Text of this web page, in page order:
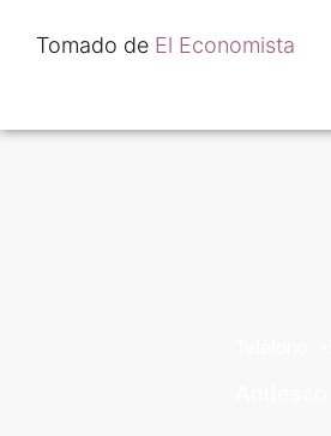
Tomado de El Economista